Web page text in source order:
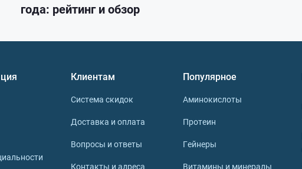
года: рейтинг и обзор
Клиентам
Система скидок
Доставка и оплата
Вопросы и ответы
Контакты и адреса
Популярное
Аминокислоты
Протеин
Гейнеры
Витамины и минералы